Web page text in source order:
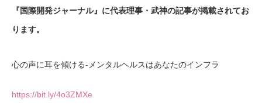
『国際開発ジャーナル』に代表理事・武神の記事が掲載されてお
ります。
心の声に耳を傾ける-メンタルヘルスはあなたのインフラ
https://bit.ly/4o3ZMXe